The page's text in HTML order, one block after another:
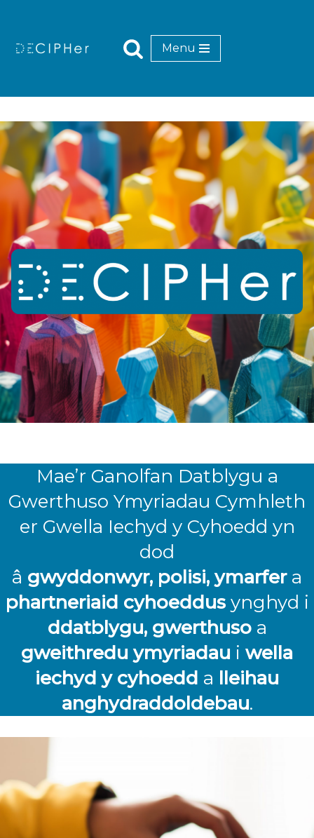
Menu
Mae’r Ganolfan Datblygu a
Gwerthuso Ymyriadau Cymhleth
er Gwella Iechyd y Cyhoedd yn
dod
â gwyddonwyr, polisi, ymarfer a
phartneriaid cyhoeddusynghyd i
ddatblygu, gwerthuso a
gweithredu ymyriadau i wella
iechyd y cyhoedd a lleihau
anghydraddoldebau.